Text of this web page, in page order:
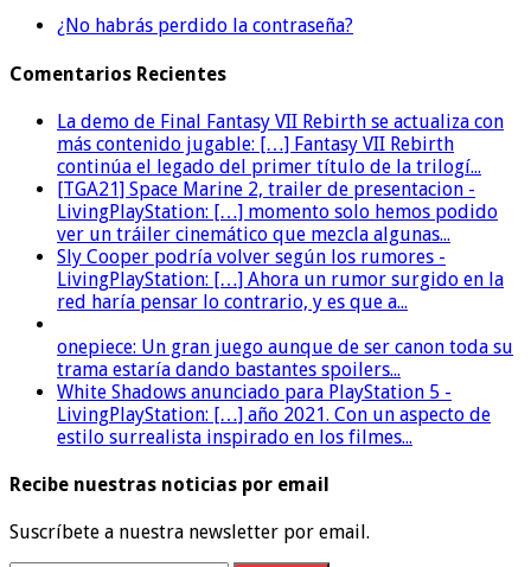
¿No habrás perdido la contraseña?
Comentarios Recientes
La demo de Final Fantasy VII Rebirth se actualiza con
más contenido jugable: […] Fantasy VII Rebirth
continúa el legado del primer título de la trilogí...
[TGA21] Space Marine 2, trailer de presentacion -
LivingPlayStation: […] momento solo hemos podido
ver un tráiler cinemático que mezcla algunas...
Sly Cooper podría volver según los rumores -
LivingPlayStation: […] Ahora un rumor surgido en la
red haría pensar lo contrario, y es que a...
onepiece: Un gran juego aunque de ser canon toda su
trama estaría dando bastantes spoilers...
White Shadows anunciado para PlayStation 5 -
LivingPlayStation: […] año 2021. Con un aspecto de
estilo surrealista inspirado en los filmes...
Recibe nuestras noticias por email
Suscríbete a nuestra newsletter por email.